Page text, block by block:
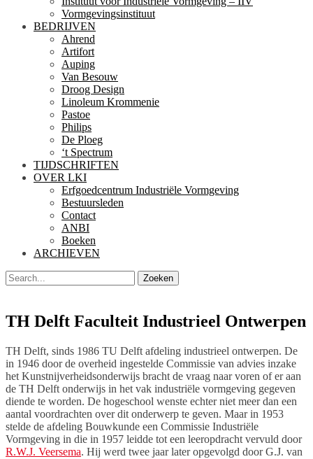
Vormgevingsinstituut
BEDRIJVEN
Ahrend
Artifort
Auping
Van Besouw
Droog Design
Linoleum Krommenie
Pastoe
Philips
De Ploeg
‘t Spectrum
TIJDSCHRIFTEN
OVER LKI
Erfgoedcentrum Industriële Vormgeving
Bestuursleden
Contact
ANBI
Boeken
ARCHIEVEN
Zoeken
Zoeken
naar:
TH Delft Faculteit Industrieel Ontwerpen
TH Delft, sinds 1986 TU Delft afdeling industrieel ontwerpen. De
in 1946 door de overheid ingestelde Commissie van advies inzake
het Kunstnijverheidsonderwijs bracht de vraag naar voren of er aan
de TH Delft onderwijs in het vak industriële vormgeving gegeven
diende te worden. De hogeschool wenste echter niet meer dan een
aantal voordrachten over dit onderwerp te geven. Maar in 1953
stelde de afdeling Bouwkunde een Commissie Industriële
Vormgeving in die in 1957 leidde tot een leeropdracht vervuld door
R.W.J. Veersema. Hij werd twee jaar later opgevolgd door G.J. van